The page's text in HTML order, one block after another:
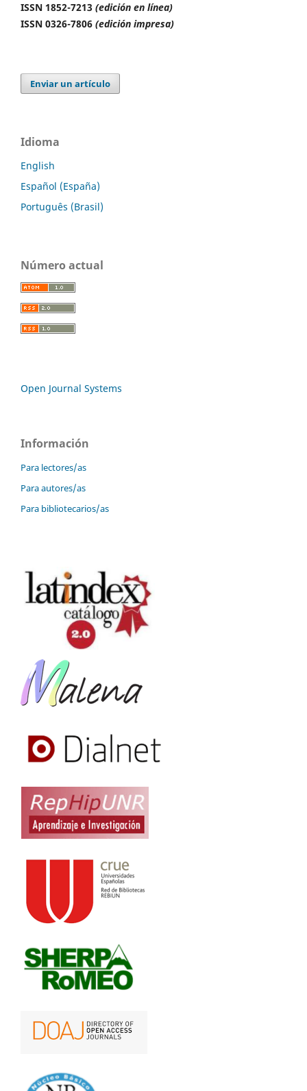
ISSN 1852-7213 (edición en línea)
ISSN 0326-7806 (edición impresa)
Enviar un artículo
Idioma
English
Español (España)
Português (Brasil)
Número actual
Open Journal Systems
Información
Para lectores/as
Para autores/as
Para bibliotecarios/as